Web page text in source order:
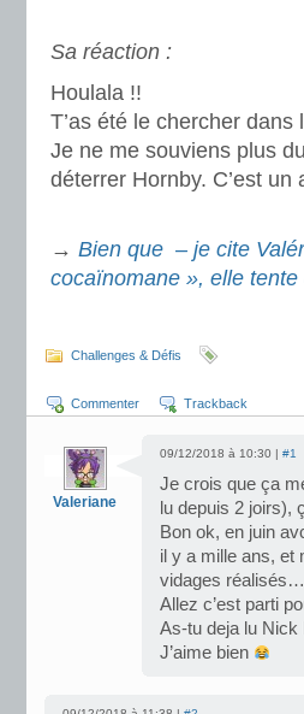
Sa réaction :
Houlala !!
T’as été le chercher
Je ne me souviens plus
déterrer Hornby. C’est un
→ Bien que – je cite
cocaïnomane », elle
Challenges & Défis
Commenter Trackback
Valeriane
09/12/2018 à 10:30 | #1
Je crois que ça
lu depuis 2 joirs),
Bon ok, en juin
il y a mille ans,
vidages
Allez c’est parti
As-tu deja lu
J’aime bien